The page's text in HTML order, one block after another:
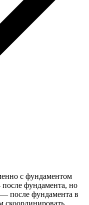
с фундаментом
фундамента, но
после фундамента в